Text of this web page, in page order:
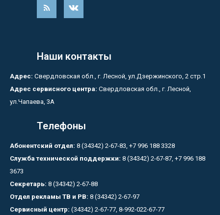
Наши контакты
Адрес: Свердловская обл., г. Лесной, ул.Дзержинского, 2 стр.1
Адрес сервисного центра: Свердловская обл., г. Лесной,
ул.Чапаева, 3А
Телефоны
Абонентский отдел: 8 (34342) 2-67-83, +7 996 188 3328
Служба технической поддержки: 8 (34342) 2-67-87, +7 996 188
3673
Секретарь: 8 (34342) 2-67-88
Отдел рекламы ТВ и РВ: 8 (34342) 2-67-97
Сервисный центр: (34342) 2-67-77, 8-992-022-67-77